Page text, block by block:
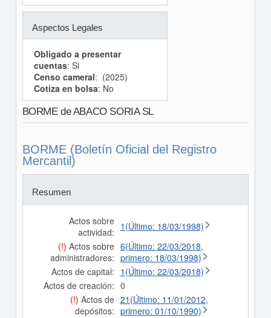
Aspectos Legales
Obligado a presentar
cuentas: Si
Censo cameral: (2025)
Cotiza en bolsa: No
BORME de ABACO SORIA SL
BORME (Boletín Oficial del Registro
Mercantil)
Resumen
Actos sobre
actividad: 1(Último: 18/03/1998)
(!) Actos sobre
administradores:
6(Último: 22/03/2018,
primero: 18/03/1998)
Actos de capital: 1(Último: 22/03/2018)
Actos de creación: 0
(!) Actos de
depósitos:
21(Último: 11/01/2012,
primero: 01/10/1990)